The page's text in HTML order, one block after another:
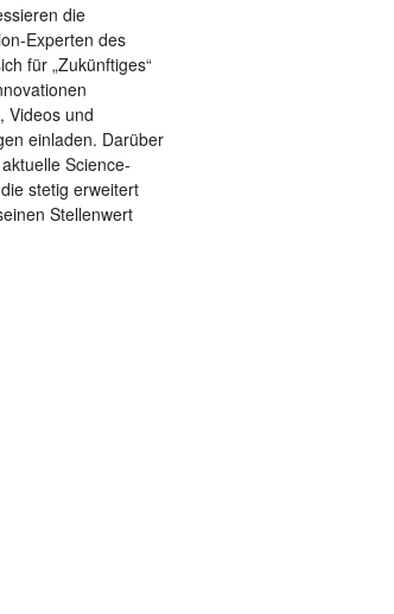
die
Experten des
für „Zukünftiges“
Videos und
einladen. Darüber
Science-
stetig erweitert
Stellenwert